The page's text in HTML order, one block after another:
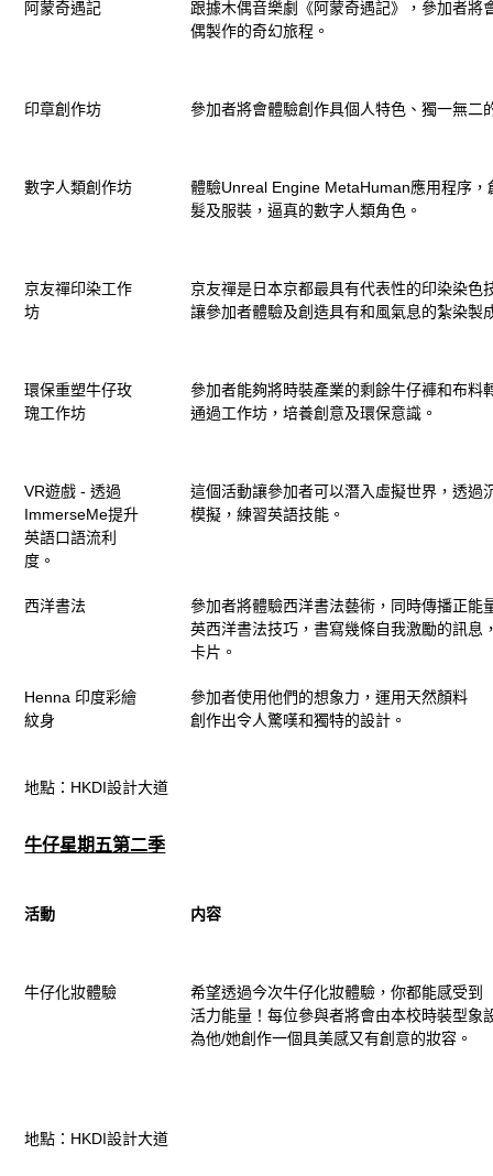
阿蒙奇遇記 跟據木偶音樂劇《阿蒙奇遇記》，參加者將
偶製作的奇幻旅程。
印章創作坊 參加者將會體驗創作具個人特色、獨一無二
數字人類創作坊
體驗Unreal Engine MetaHuman應用程序，
髮及服裝，逼真的數字人類角色。
京友禪印染工作
坊
京友禪是日本京都最具有代表性的印染染色
讓參加者體驗及創造具有和風氣息的紮染製
環保重塑牛仔玫
瑰工作坊
參加者能夠將時裝產業的剩餘牛仔褲和布料
通過工作坊，培養創意及環保意識。
VR遊戲 - 透過
ImmerseMe提升
英語口語流利
度。
這個活動讓參加者可以潛入虛擬世界，透過
模擬，練習英語技能。
西洋書法 參加者將體驗西洋書法藝術，同時傳播正能
英西洋書法技巧，書寫幾條自我激勵的訊息
卡片。
Henna 印度彩繪
紋身
參加者使用他們的想象力，運用天然顏料
創作出令人驚嘆和獨特的設計。
地點：HKDI設計大道
牛仔星期五第二季
活動 内容
牛仔化妝體驗
希望透過今次牛仔化妝體驗，你都能感受到
活力能量！每位參與者將會由本校時裝型象
為他/她創作一個具美感又有創意的妝容。
地點：HKDI設計大道